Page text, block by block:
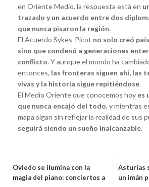
en Oriente Medio, la respuesta está en
trazado y un acuerdo entre dos
que nunca pisaron la región.
El Acuerdo Sykes-Picot no solo creó
sino que condenó a generaciones
conflicto. Y aunque el mundo ha
entonces, las fronteras siguen ahí, las
vivas y la historia sigue repitiéndose.
El Medio Oriente que conocemos hoy es
que nunca encajó del todo, y mientras
mapa sigan sin reflejar la realidad de sus
seguirá siendo un sueño inalcanzable.
Oviedo se ilumina con la
magia del piano: conciertos a
Asturias
un imán